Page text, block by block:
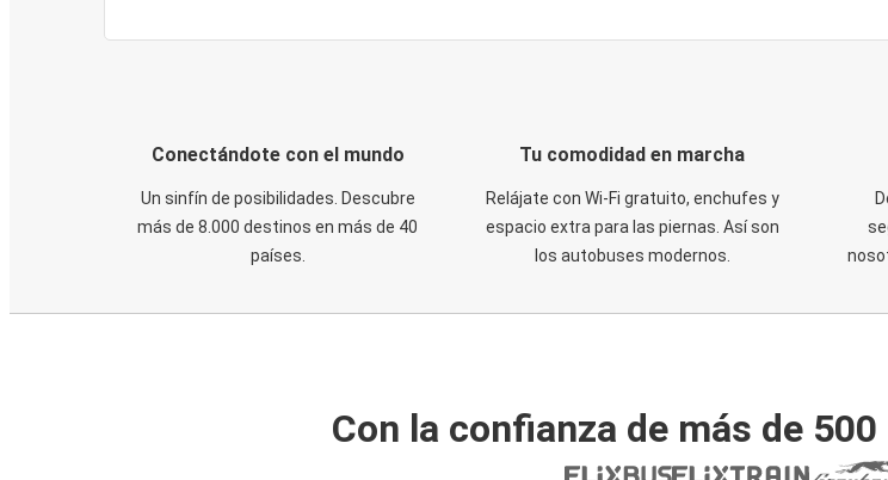
Conectándote con el mundo
Un sinfín de posibilidades. Descubre
más de 8.000 destinos en más de 40
países.
Tu comodidad en marcha
Relájate con Wi-Fi gratuito, enchufes y
espacio extra para las piernas. Así son
los autobuses modernos.
Con la confianza de más de